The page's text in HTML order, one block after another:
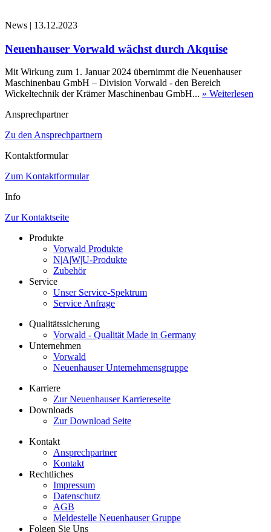
News | 13.12.2023
Neuenhauser Vorwald wächst durch Akquise
Mit Wirkung zum 1. Januar 2024 übernimmt die Neuenhauser
Maschinenbau GmbH – Division Vorwald - den Bereich
Wickeltechnik der Krämer Maschinenbau GmbH... » Weiterlesen
Ansprechpartner
Zu den Ansprechpartnern
Kontaktformular
Zum Kontaktformular
Info
Zur Kontaktseite
Produkte
Vorwald Produkte
N|A|W|U-Produkte
Zubehör
Service
Unser Service-Spektrum
Service Anfrage
Qualitätssicherung
Vorwald - Qualität Made in Germany
Unternehmen
Vorwald
Neuenhauser Unternehmensgruppe
Karriere
Zur Neuenhauser Karriereseite
Downloads
Zur Download Seite
Kontakt
Ansprechpartner
Kontakt
Rechtliches
Impressum
Datenschutz
AGB
Meldestelle Neuenhauser Gruppe
Folgen Sie Uns